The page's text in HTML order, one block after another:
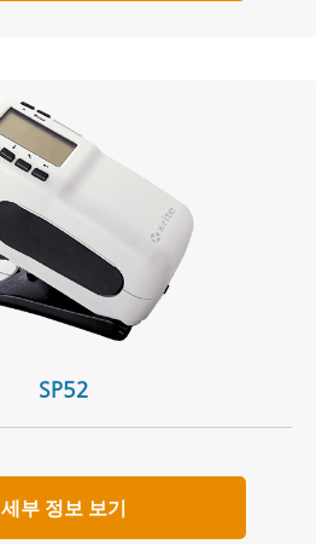
SP52
세부 정보 보기